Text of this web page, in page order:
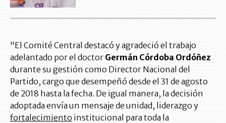
"El Comité Central destacó y agradeció el trabajo
adelantado por el doctor Germán Córdoba Ordóñez
durante su gestión como Director Nacional del
Partido, cargo que desempeñó desde el 31 de agosto
de 2018 hasta la fecha. De igual manera, la decisión
adoptada envía un mensaje de unidad, liderazgo y
fortalecimiento institucional para toda la